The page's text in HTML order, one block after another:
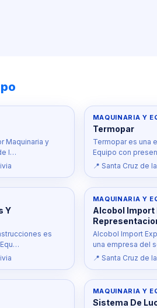
Maquinaria y
l…
MAQUINARIA Y
Termopar
Termopar es una
Equipo con
📍 Santa Cruz de
Y
es
MAQUINARIA Y
Alcobol Import
Alcobol Import
una empresa del
📍 Santa Cruz de
MAQUINARIA Y
Sistema De